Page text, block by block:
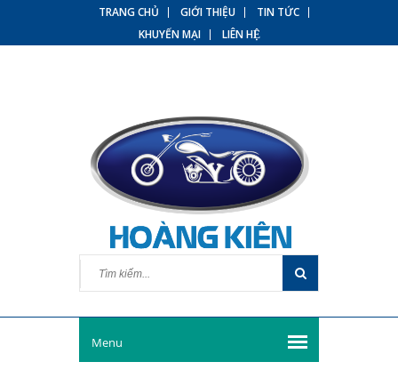
TRANG CHỦ GIỚI THIỆU
TIN TỨC
KHUYẾN MẠI
LIÊN HỆ
Menu